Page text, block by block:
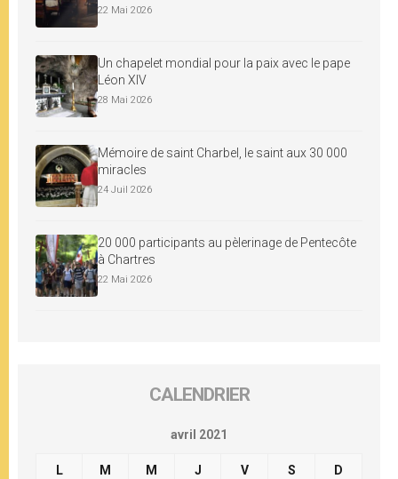
22 Mai 2026
Un chapelet mondial pour la paix avec le pape
Léon XIV
28 Mai 2026
Mémoire de saint Charbel, le saint aux 30 000
miracles
24 Juil 2026
20 000 participants au pèlerinage de Pentecôte
à Chartres
22 Mai 2026
CALENDRIER
avril 2021
L M M J V S D